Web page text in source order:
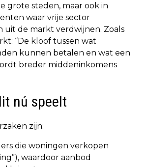
grote steden, maar ook in
waar vrije sector
uit de markt verdwijnen. Zoals
“De kloof tussen wat
kunnen betalen en wat een
breder middeninkomens
nú speelt
zijn:
die woningen verkopen
waardoor aanbod